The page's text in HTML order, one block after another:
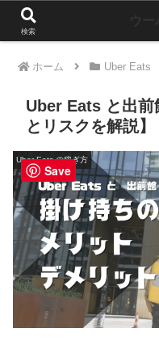
ホーム Uber Eats
Uber Eats と出前
とリスクを解説】
Uber Eats の稼ぎ方
検索
Save